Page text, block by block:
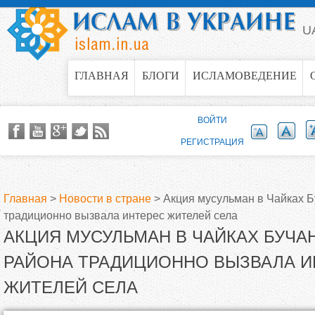
Jump to navigation
ГЛАВНАЯ БЛОГИ ИСЛАМОВЕДЕНИЕ
В
ы
з
Главная > Новости в стране > Акция мусульман в Чайках
традиционно вызвала интерес жителей села
АКЦИЯ МУСУЛЬМАН В ЧАЙКАХ
РАЙОНА ТРАДИЦИОННО ВЫЗВАЛА
ЖИТЕЛЕЙ СЕЛА
ВОЙТИ
РЕГИСТРАЦИЯ